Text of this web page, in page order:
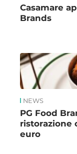
Casamare
Brands
NEWS
PG Food
ristorazione
euro